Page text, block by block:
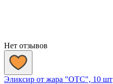
Нет отзывов
Эликсир от жара "OTC", 10 шт